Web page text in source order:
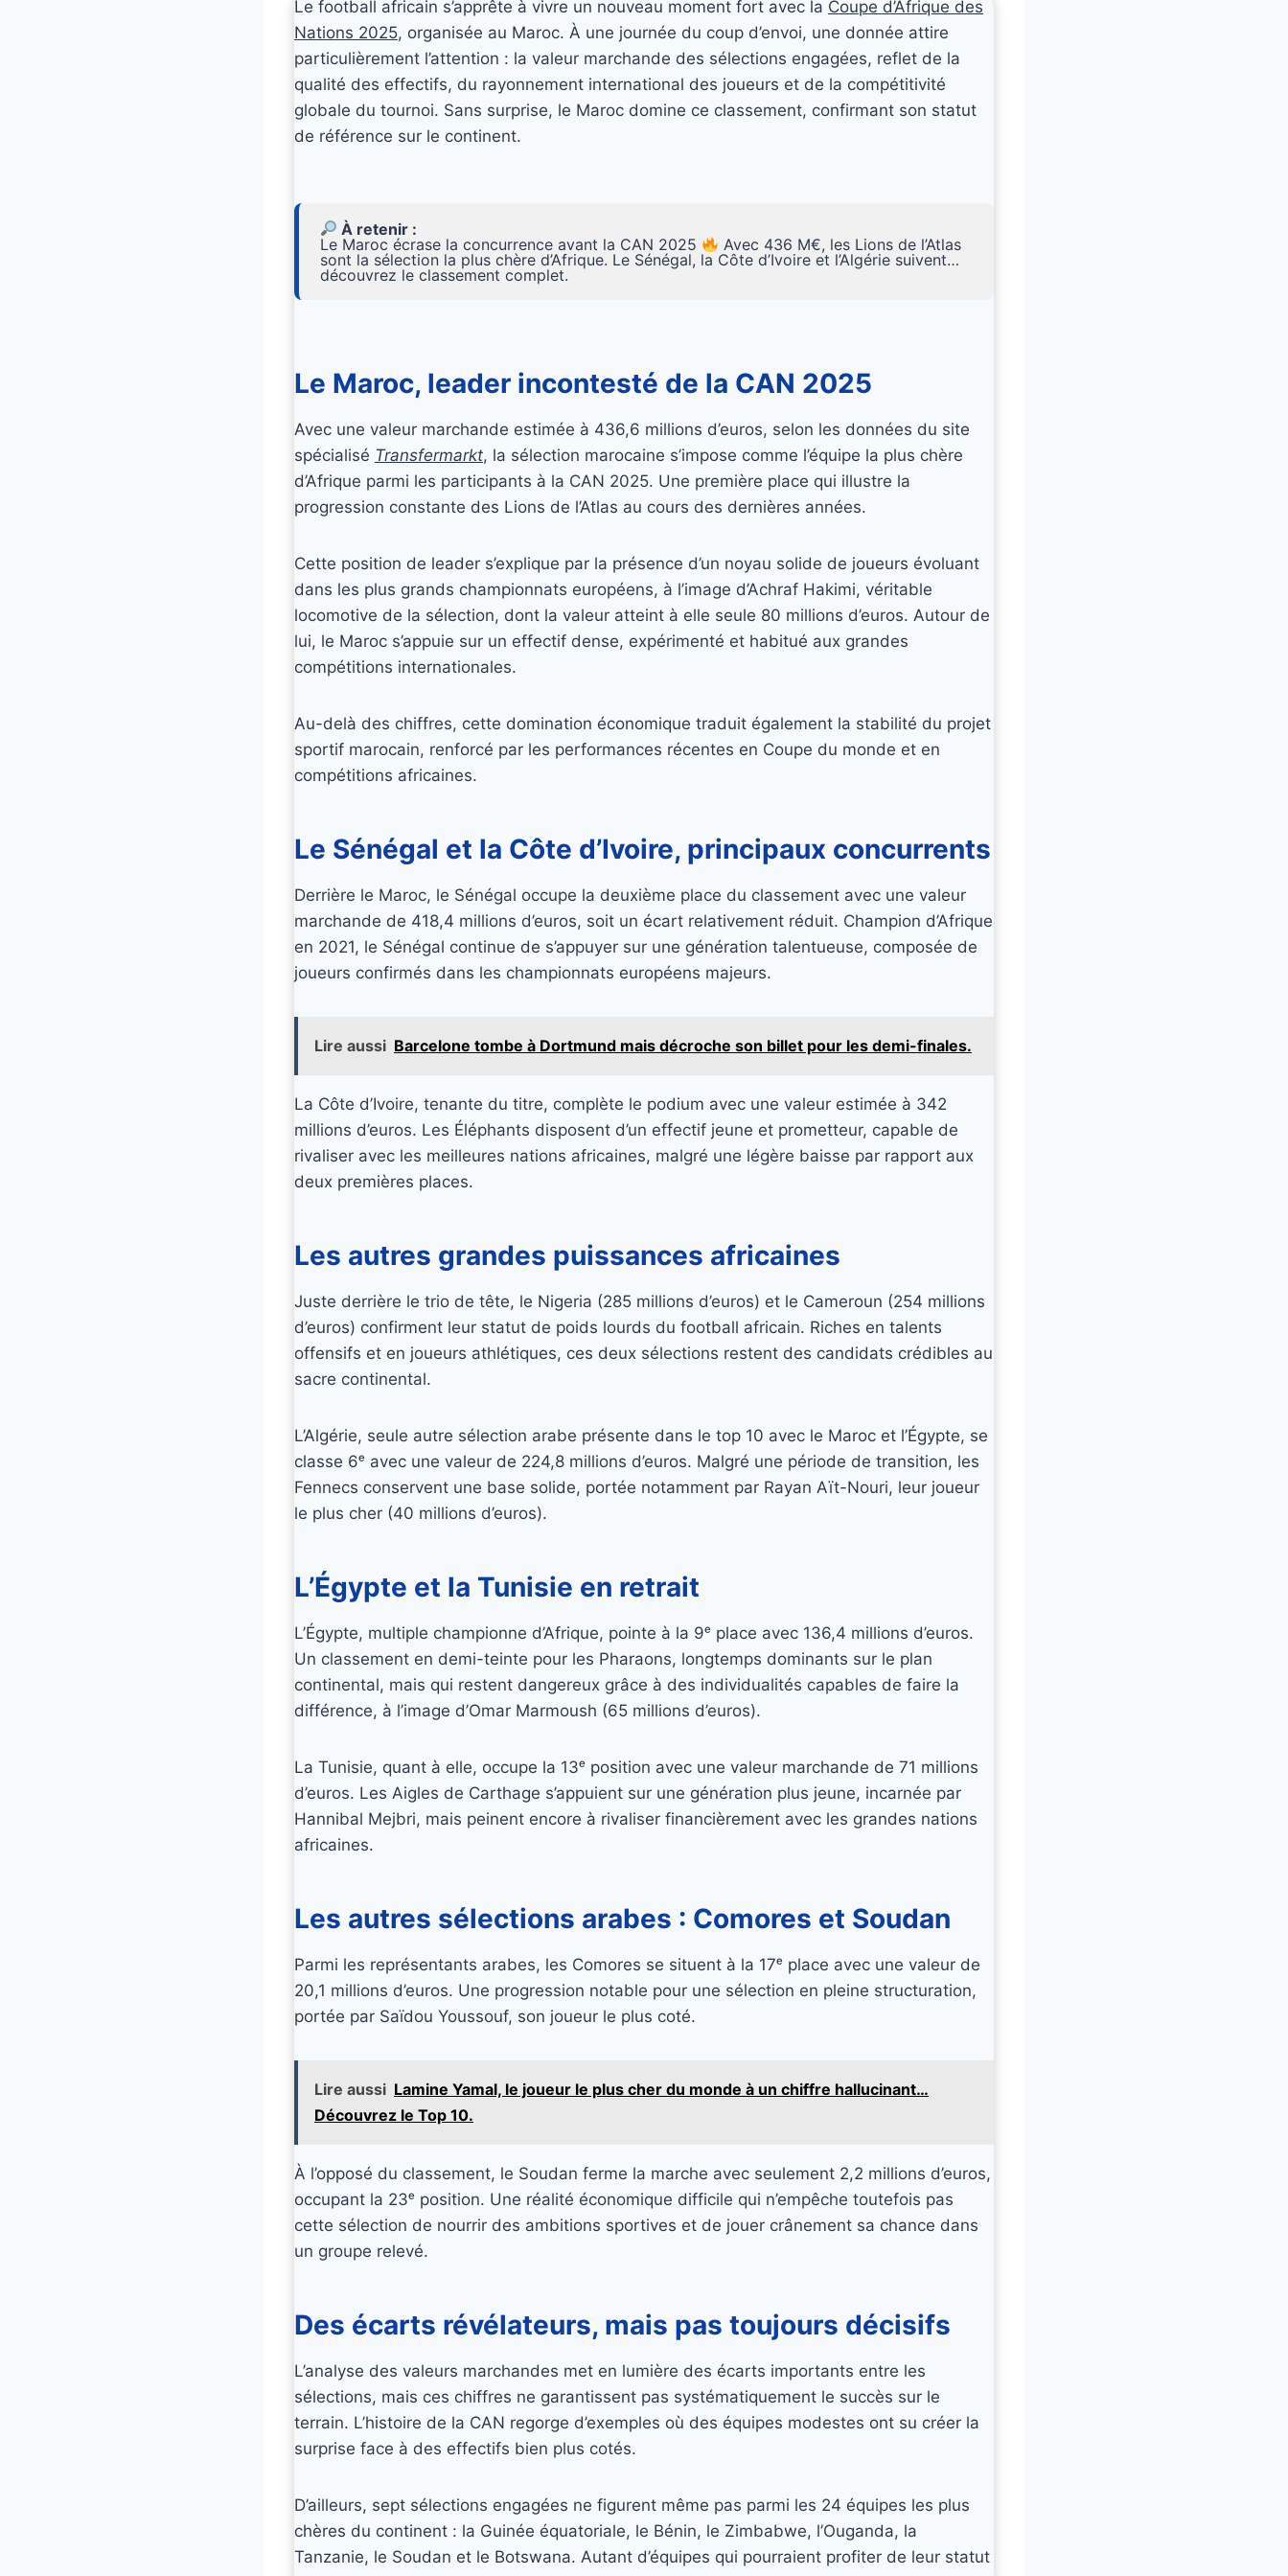
Le football africain s’apprête à vivre un nouveau moment fort avec la Coupe d’Afrique des
Nations 2025, organisée au Maroc. À une journée du coup d’envoi, une donnée attire
particulièrement l’attention : la valeur marchande des sélections engagées, reflet de la
qualité des effectifs, du rayonnement international des joueurs et de la compétitivité
globale du tournoi. Sans surprise, le Maroc domine ce classement, confirmant son statut
de référence sur le continent.
À retenir :
Le Maroc écrase la concurrence avant la CAN 2025
Avec 436 M€, les Lions de l’Atlas
sont la sélection la plus chère d’Afrique. Le Sénégal, la Côte d’Ivoire et l’Algérie suivent…
découvrez le classement complet.
Le Maroc, leader incontesté de la CAN 2025
Avec une valeur marchande estimée à 436,6 millions d’euros, selon les données du site
spécialisé Transfermarkt, la sélection marocaine s’impose comme l’équipe la plus chère
d’Afrique parmi les participants à la CAN 2025. Une première place qui illustre la
progression constante des Lions de l’Atlas au cours des dernières années.
Cette position de leader s’explique par la présence d’un noyau solide de joueurs évoluant
dans les plus grands championnats européens, à l’image d’Achraf Hakimi, véritable
locomotive de la sélection, dont la valeur atteint à elle seule 80 millions d’euros. Autour de
lui, le Maroc s’appuie sur un effectif dense, expérimenté et habitué aux grandes
compétitions internationales.
Au-delà des chiffres, cette domination économique traduit également la stabilité du projet
sportif marocain, renforcé par les performances récentes en Coupe du monde et en
compétitions africaines.
Le Sénégal et la Côte d’Ivoire, principaux concurrents
Derrière le Maroc, le Sénégal occupe la deuxième place du classement avec une valeur
marchande de 418,4 millions d’euros, soit un écart relativement réduit. Champion d’Afrique
en 2021, le Sénégal continue de s’appuyer sur une génération talentueuse, composée de
joueurs confirmés dans les championnats européens majeurs.
Lire aussi Barcelone tombe à Dortmund mais décroche son billet pour les demi-finales.
La Côte d’Ivoire, tenante du titre, complète le podium avec une valeur estimée à 342
millions d’euros. Les Éléphants disposent d’un effectif jeune et prometteur, capable de
rivaliser avec les meilleures nations africaines, malgré une légère baisse par rapport aux
deux premières places.
Les autres grandes puissances africaines
Juste derrière le trio de tête, le Nigeria (285 millions d’euros) et le Cameroun (254 millions
d’euros) confirment leur statut de poids lourds du football africain. Riches en talents
offensifs et en joueurs athlétiques, ces deux sélections restent des candidats crédibles au
sacre continental.
L’Algérie, seule autre sélection arabe présente dans le top 10 avec le Maroc et l’Égypte, se
classe 6ᵉ avec une valeur de 224,8 millions d’euros. Malgré une période de transition, les
Fennecs conservent une base solide, portée notamment par Rayan Aït-Nouri, leur joueur
le plus cher (40 millions d’euros).
L’Égypte et la Tunisie en retrait
L’Égypte, multiple championne d’Afrique, pointe à la 9ᵉ place avec 136,4 millions d’euros.
Un classement en demi-teinte pour les Pharaons, longtemps dominants sur le plan
continental, mais qui restent dangereux grâce à des individualités capables de faire la
différence, à l’image d’Omar Marmoush (65 millions d’euros).
La Tunisie, quant à elle, occupe la 13ᵉ position avec une valeur marchande de 71 millions
d’euros. Les Aigles de Carthage s’appuient sur une génération plus jeune, incarnée par
Hannibal Mejbri, mais peinent encore à rivaliser financièrement avec les grandes nations
africaines.
Les autres sélections arabes : Comores et Soudan
Parmi les représentants arabes, les Comores se situent à la 17ᵉ place avec une valeur de
20,1 millions d’euros. Une progression notable pour une sélection en pleine structuration,
portée par Saïdou Youssouf, son joueur le plus coté.
Lire aussi Lamine Yamal, le joueur le plus cher du monde à un chiffre hallucinant…
Découvrez le Top 10.
À l’opposé du classement, le Soudan ferme la marche avec seulement 2,2 millions d’euros,
occupant la 23ᵉ position. Une réalité économique difficile qui n’empêche toutefois pas
cette sélection de nourrir des ambitions sportives et de jouer crânement sa chance dans
un groupe relevé.
Des écarts révélateurs, mais pas toujours décisifs
L’analyse des valeurs marchandes met en lumière des écarts importants entre les
sélections, mais ces chiffres ne garantissent pas systématiquement le succès sur le
terrain. L’histoire de la CAN regorge d’exemples où des équipes modestes ont su créer la
surprise face à des effectifs bien plus cotés.
D’ailleurs, sept sélections engagées ne figurent même pas parmi les 24 équipes les plus
chères du continent : la Guinée équatoriale, le Bénin, le Zimbabwe, l’Ouganda, la
Tanzanie, le Soudan et le Botswana. Autant d’équipes qui pourraient profiter de leur statut